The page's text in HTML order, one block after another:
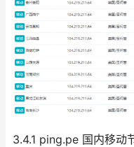
3.4.1 ping.pe 国内移动